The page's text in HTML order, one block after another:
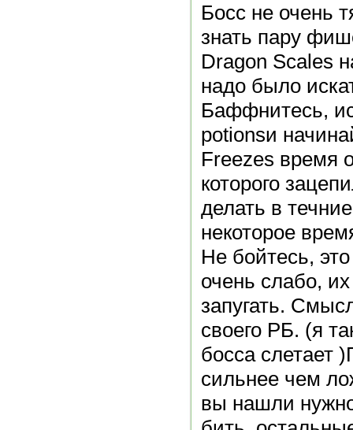
Босс не очень
знать пару
Dragon Scales
надо было
Баффнитесь,
potionsи
Freezes время
которого
делать в
некоторое
Не бойтесь,
очень слабо,
запугать.
своего РБ. (я
босса слетает
сильнее чем
вы нашли